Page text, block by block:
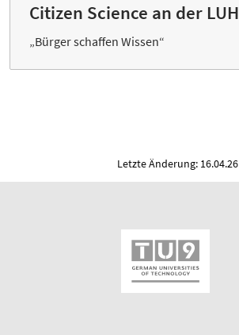
Citizen Science an der LUH
„Bürger schaffen Wissen“
Letzte Änderung: 16.04.26